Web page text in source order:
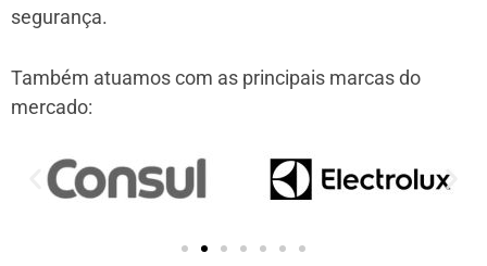
segurança.
Também atuamos com as principais marcas do
mercado: